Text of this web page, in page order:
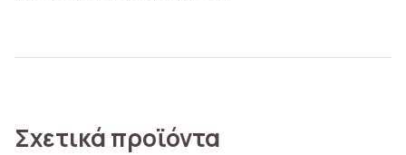
Σχετικά προϊόντα